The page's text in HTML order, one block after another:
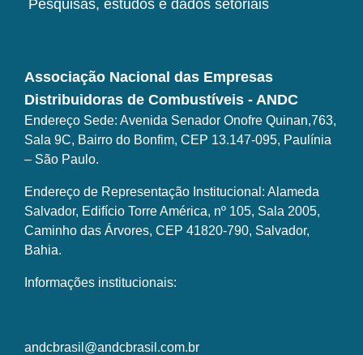
Pesquisas, estudos e dados setoriais
Associação Nacional das Empresas
Distribuidoras de Combustíveis - ANDC
Endereço Sede: Avenida Senador Onofre Quinan,763,
Sala 9C, Bairro do Bonfim, CEP 13.147-095, Paulínia
– São Paulo.
Endereço de Representação Institucional: Alameda
Salvador, Edifício Torre América, nº 105, Sala 2005,
Caminho das Árvores, CEP 41820-790, Salvador,
Bahia.
Informações institucionais:
andcbrasil@andcbrasil.com.br